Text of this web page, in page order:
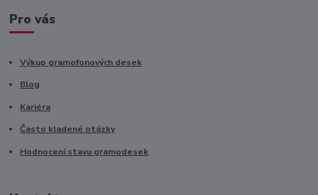
Pro vás
Výkup gramofonových desek
Blog
Kariéra
Často kladené otázky
Hodnocení stavu gramodesek